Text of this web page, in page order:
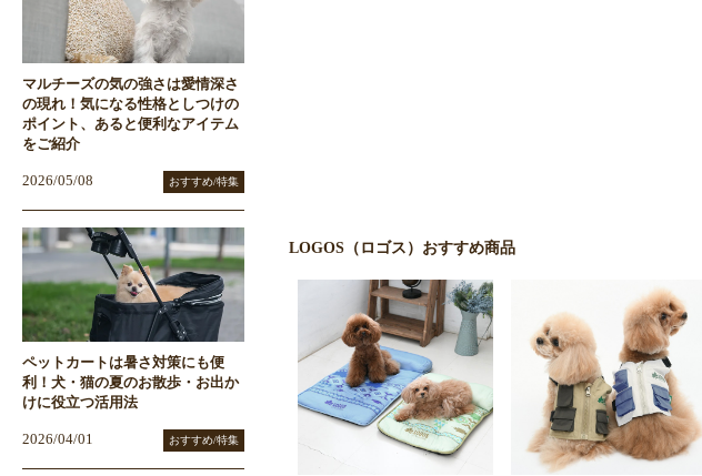
LOGOS（ロゴス）おすすめ商品
マルチーズの気の強さは愛情深さ
の現れ！気になる性格としつけの
ポイント、あると便利なアイテム
をご紹介
2026/05/08 おすすめ/特集
ペットカートは暑さ対策にも便
利！犬・猫の夏のお散歩・お出か
けに役立つ活用法
2026/04/01 おすすめ/特集